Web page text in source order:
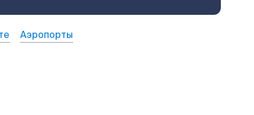
Аэропорты